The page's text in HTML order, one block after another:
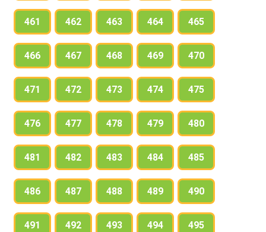
461 462 463 464 465
466 467 468 469 470
471 472 473 474 475
476 477 478 479 480
481 482 483 484 485
486 487 488 489 490
491 492 493 494 495